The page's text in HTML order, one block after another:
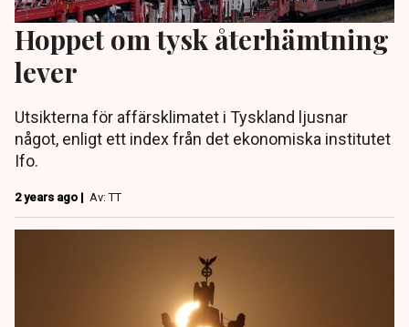
Hoppet om tysk återhämtning
lever
Utsikterna för affärsklimatet i Tyskland ljusnar
något, enligt ett index från det ekonomiska institutet
Ifo.
2 years ago | Av: TT